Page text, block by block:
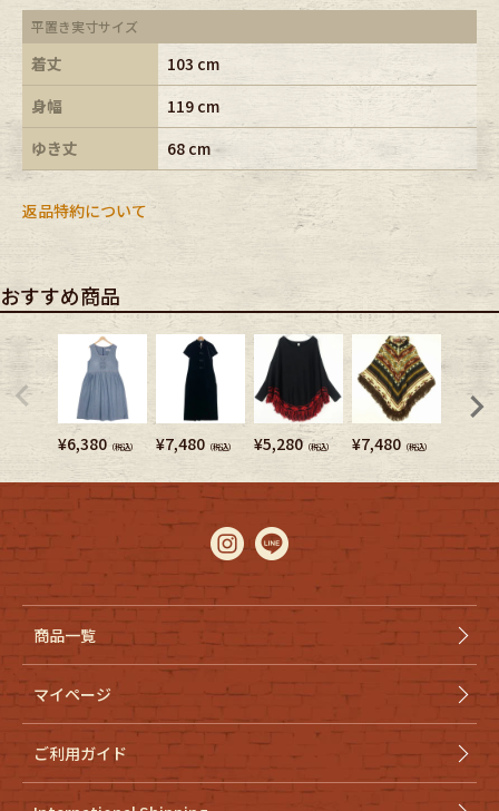
平置き実寸サイズ
着丈
103 cm
身幅
119 cm
ゆき丈
68 cm
返品特約について
おすすめ商品
¥6,380 （税込） ¥7,480 （税込） ¥5,280 （税込） ¥7,480 （税込）
商品一覧
マイページ
ご利用ガイド